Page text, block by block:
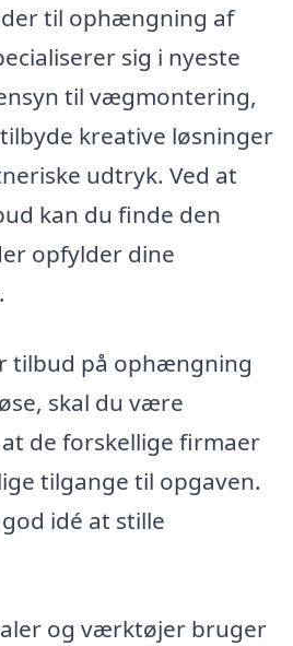
til ophængning af
sig i nyeste
til vægmontering,
kreative løsninger
udtryk. Ved at
kan du finde den
opfylder dine
tilbud på ophængning
skal du være
de forskellige firmaer
tilgange til opgaven.
idé at stille
og værktøjer bruger